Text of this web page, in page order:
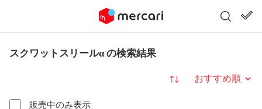
スクワットスリールα の検索結果
販売中のみ表示
並び替え